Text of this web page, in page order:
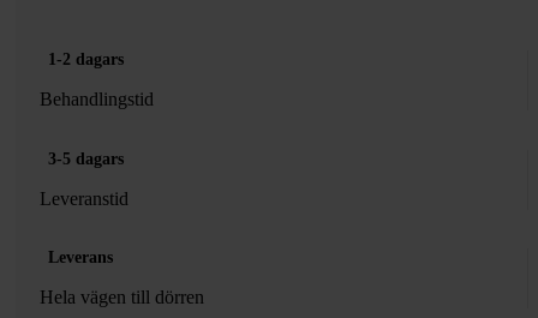
1-2 dagars
Behandlingstid
3-5 dagars
Leveranstid
Leverans
Hela vägen till dörren